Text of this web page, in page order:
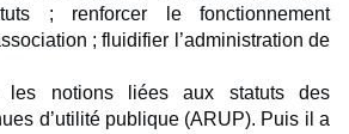
; renforcer le fonctionnement
; fluidifier l’administration de
les notions liées aux statuts des
d’utilité publique (ARUP). Puis il a